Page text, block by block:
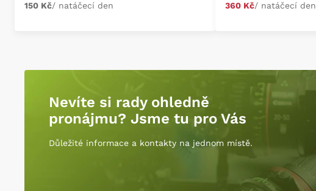
150 Kč/ natáčecí den 360 Kč/ natáčecí den
Nevíte si rady ohledně
pronájmu? Jsme tu pro Vás
Důležité informace a kontakty na jednom místě.